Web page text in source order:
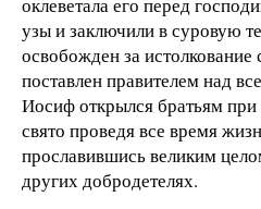
узы и заключили в суровую
освобожден за
поставлен правителем над
Иосиф открылся братьям
свято проведя все время
прославившись великим
других добродетелях.